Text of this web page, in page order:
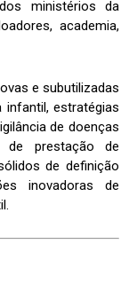
ministérios da
academia,
e subutilizadas
infantil, estratégias
de doenças
de prestação de
de definição
inovadoras de